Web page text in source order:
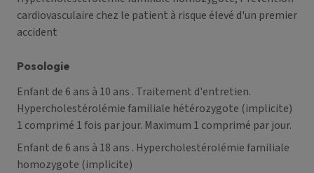
cardiovasculaire chez le patient à risque élevé d'un premier
accident
Posologie
Enfant de 6 ans à 10 ans . Traitement d'entretien.
Hypercholestérolémie familiale hétérozygote (implicite)
1 comprimé 1 fois par jour. Maximum 1 comprimé par jour.
Enfant de 6 ans à 18 ans . Hypercholestérolémie familiale
homozygote (implicite)